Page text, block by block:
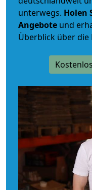
unterwegs. Holen
Angebote und
Überblick über